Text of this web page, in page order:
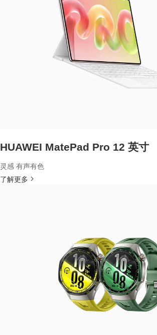
HUAWEI MatePad Pro 12 英寸
灵感 有声有色
了解更多